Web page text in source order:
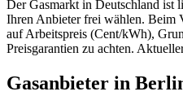
Der Gasmarkt in Deutschland ist
Ihren Anbieter frei wählen. Beim
auf Arbeitspreis (Cent/kWh),
Preisgarantien zu achten.
Gasanbieter in